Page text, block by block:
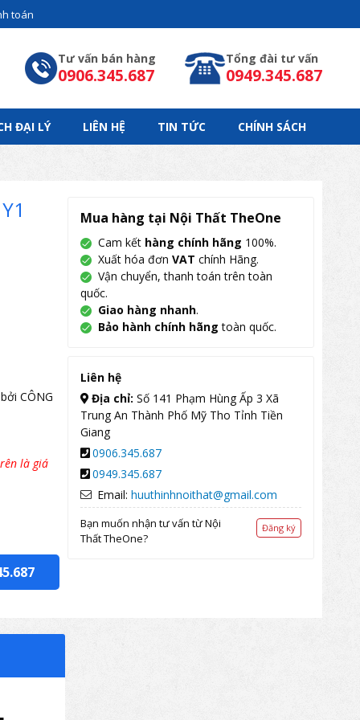
toán
Tư vấn bán hàng
0906.345.687
Tổng đài tư vấn
0949.345.687
ĐẠI LÝ LIÊN HỆ TIN TỨC CHÍNH SÁCH
CÔNG
là giá
Mua hàng tại Nội Thất TheOne
Cam kết hàng chính hãng 100%.
Xuất hóa đơn VAT chính Hãng.
Vận chuyển, thanh toán trên toàn
quốc.
Giao hàng nhanh.
Bảo hành chính hãng toàn quốc.
Liên hệ
Địa chỉ: Số 141 Phạm Hùng Ấp 3 Xã
Trung An Thành Phố Mỹ Tho Tỉnh Tiền
Giang
0906.345.687
0949.345.687
Email: huuthinhnoithat@gmail.com
Bạn muốn nhận tư vấn từ Nội
Thất TheOne?
Đăng ký